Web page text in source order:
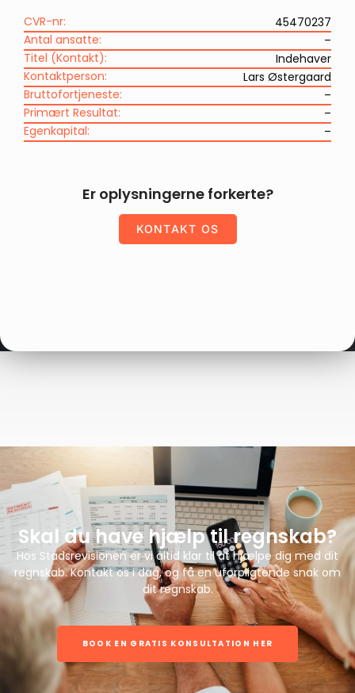
CVR-nr:
45470237
Antal ansatte:
–
Titel (Kontakt):
Indehaver
Kontaktperson:
Lars Østergaard
Bruttofortjeneste:
–
Primært Resultat:
–
Egenkapital:
–
Er oplysningerne forkerte?
KONTAKT OS
Skal du have hjælp til regnskab?
Hos Stadsrevisionen er vi altid klar til at hjælpe dig med dit
regnskab. Kontakt os i dag, og få en uforpligtende snak om
dit regnskab.
BOOK EN GRATIS KONSULTATION HER